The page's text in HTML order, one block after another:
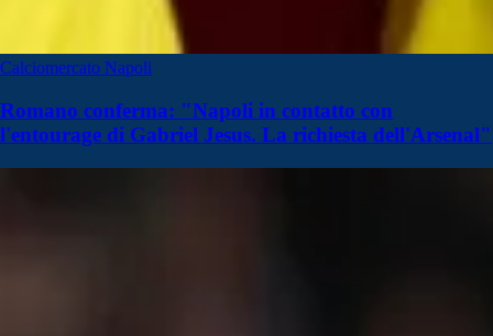
Calciomercato Napoli
Romano conferma: "Napoli in contatto con
l'entourage di Gabriel Jesus. La richiesta dell'Arsenal"